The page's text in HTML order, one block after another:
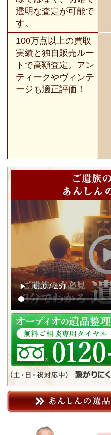
透明な査定が可能で
す。
100万点以上の買取
実績と独自販売ルー
トで高額査定。アン
ティークやヴィンテ
ージも適正評価！